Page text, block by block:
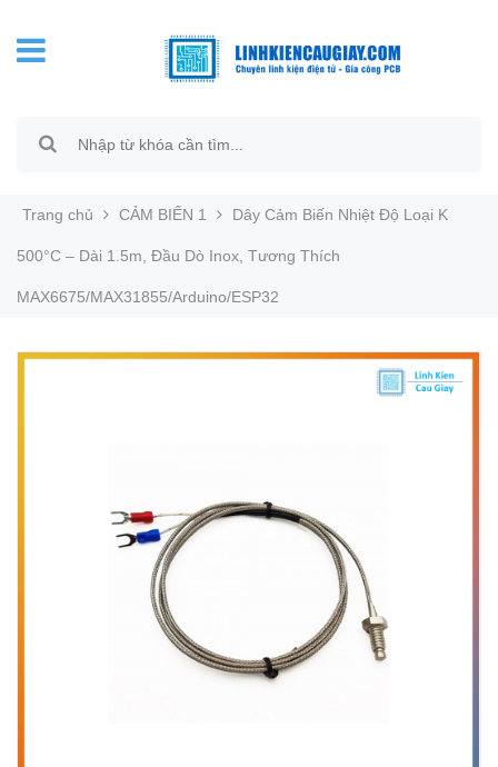
Trang chủ CẢM BIẾN 1 Dây Cảm Biến Nhiệt Độ Loại K
500°C – Dài 1.5m, Đầu Dò Inox, Tương Thích
MAX6675/MAX31855/Arduino/ESP32